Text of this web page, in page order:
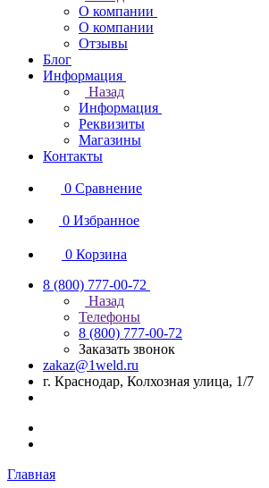
О компании
О компании
Отзывы
Блог
Информация
Назад
Информация
Реквизиты
Магазины
Контакты
0 Сравнение
0 Избранное
0 Корзина
8 (800) 777-00-72
Назад
Телефоны
8 (800) 777-00-72
Заказать звонок
zakaz@1weld.ru
г. Краснодар, Колхозная улица, 1/7
Главная